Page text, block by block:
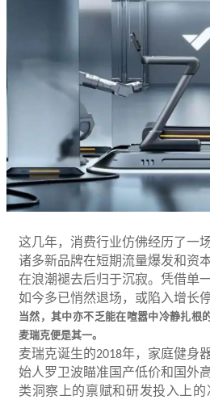
这几年，消费行业仿佛经历了一场
诸多新品牌在短期流量爆发和资
在浪潮褪去后归于沉寂。凭借单
如今多已悄然退场，或陷入增长
当然，其中亦不乏能在喧嚣中冷静扎根
麦瑞克便是其一。
麦瑞克诞生的2018年，家庭健身
始人罗卫波瞄准国产低价和国外
类洞察上的禀赋和研发投入上